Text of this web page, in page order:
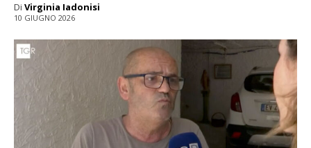
Di Virginia Iadonisi
10 GIUGNO 2026